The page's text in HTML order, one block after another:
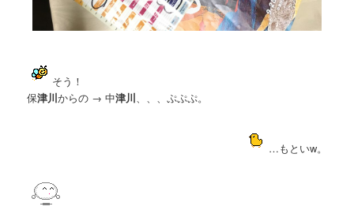
そう！
保津川からの → 中津川、、、ぷぷぷ。
…もといw。